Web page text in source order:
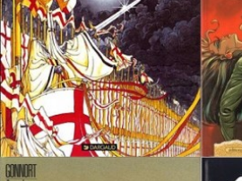
19 avril 2025